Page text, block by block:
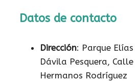
Datos de contacto
Dirección: Parque Elías
Dávila Pesquera, Calle
Hermanos Rodríguez